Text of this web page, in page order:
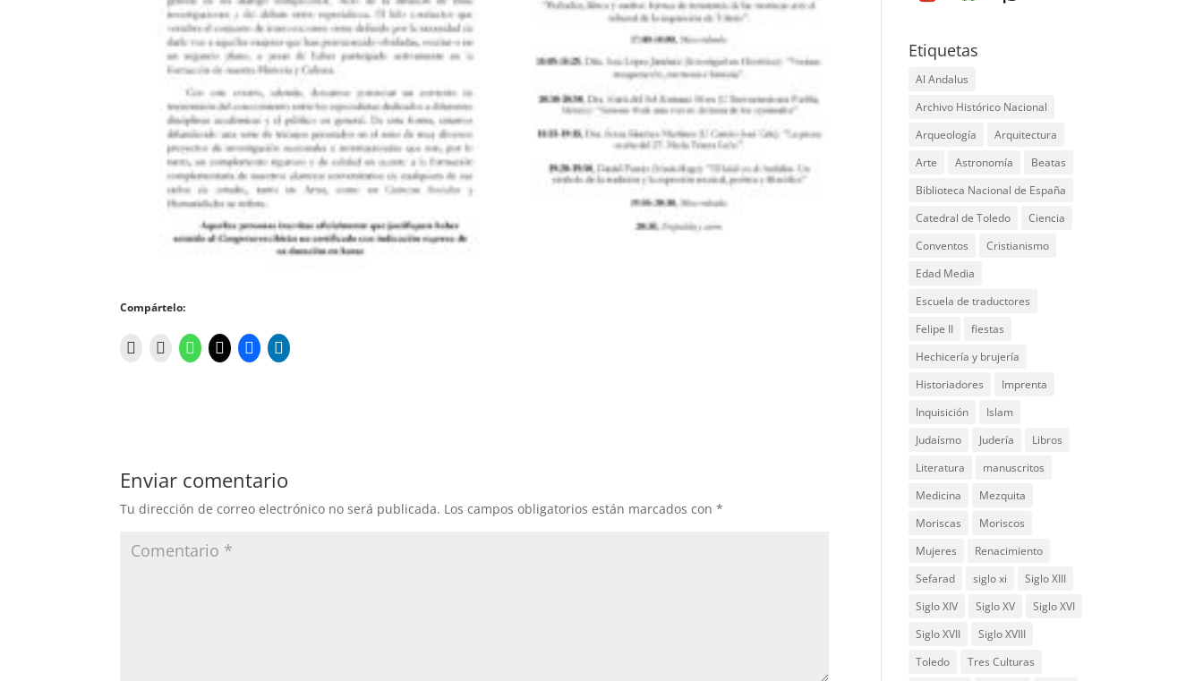
Compártelo:
Enviar comentario
Tu dirección de correo electrónico no será publicada. Los campos obligatorios están marcados con*
Etiquetas
Al Andalus
Archivo Histórico Nacional
Arqueología
Arquitectura
Arte
Astronomía
Beatas
Biblioteca Nacional de España
Catedral de Toledo
Ciencia
Conventos
Cristianismo
Edad Media
Escuela de traductores
Felipe II
fiestas
Hechicería y brujería
Historiadores
Imprenta
Inquisición
Islam
Judaísmo
Judería
Libros
Literatura
manuscritos
Medicina
Mezquita
Moriscas
Moriscos
Mujeres
Renacimiento
Sefarad
siglo xi
Siglo XIII
Siglo XIV
Siglo XV
Siglo XVI
Siglo XVII
Siglo XVIII
Toledo
Tres Culturas